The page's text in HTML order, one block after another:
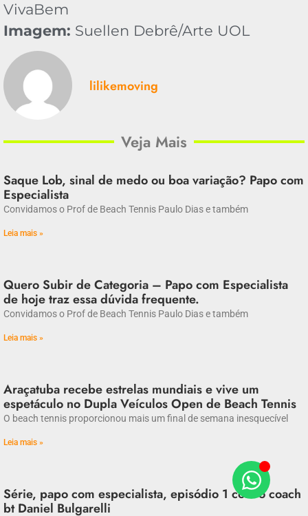
VivaBem
Imagem: Suellen Debrê/Arte UOL
lilikemoving
Veja Mais
Saque Lob, sinal de medo ou boa variação? Papo com
Especialista
Convidamos o Prof de Beach Tennis Paulo Dias e também
Leia mais »
Quero Subir de Categoria – Papo com Especialista
de hoje traz essa dúvida frequente.
Convidamos o Prof de Beach Tennis Paulo Dias e também
Leia mais »
Araçatuba recebe estrelas mundiais e vive um
espetáculo no Dupla Veículos Open de Beach Tennis
O beach tennis proporcionou mais um final de semana inesquecível
Leia mais »
Série, papo com especialista, episódio 1 com o coach
bt Daniel Bulgarelli